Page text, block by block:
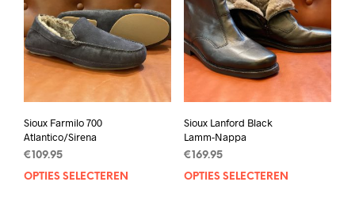
Sioux Farmilo 700
Atlantico/Sirena
€ 109.95
OPTIES SELECTEREN
Dit
Sioux Lanford Black
Lamm-Nappa
€ 169.95
OPTIES SELECTEREN